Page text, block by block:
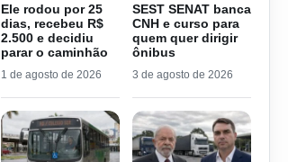
Ele rodou por 25
dias, recebeu R$
2.500 e decidiu
parar o caminhão
1 de agosto de 2026
SEST SENAT banca
CNH e curso para
quem quer dirigir
ônibus
3 de agosto de 2026